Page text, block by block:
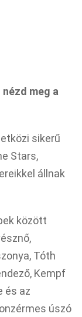
meg a
sikerű
Stars,
állnak
között
Tóth
Kempf
és az
úszó